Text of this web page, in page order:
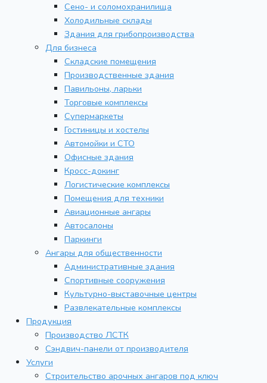
Сено- и соломохранилища
Холодильные склады
Здания для грибопроизводства
Для бизнеса
Складские помещения
Производственные здания
Павильоны, ларьки
Торговые комплексы
Супермаркеты
Гостиницы и хостелы
Автомойки и СТО
Офисные здания
Кросс-докинг
Логистические комплексы
Помещения для техники
Авиационные ангары
Автосалоны
Паркинги
Ангары для общественности
Административные здания
Спортивные сооружения
Культурно-выставочные центры
Развлекательные комплексы
Продукция
Производство ЛСТК
Сэндвич-панели от производителя
Услуги
Строительство арочных ангаров под ключ